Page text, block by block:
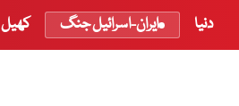
دنیا ایران-اسرائیل جنگ کھیل